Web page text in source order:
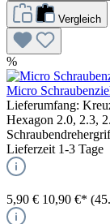
Vergleich
%
Micro
Lieferumfang:
Hexagon 2.0, 2.3,
Lieferzeit 1-3 Tage
5,90 € 10,90 €*